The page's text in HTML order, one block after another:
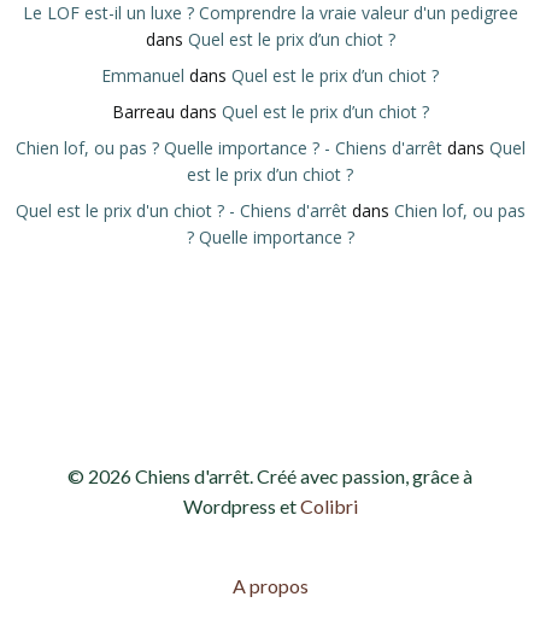
Le LOF est-il un luxe ? Comprendre la vraie valeur d'un pedigree
dans Quel est le prix d’un chiot ?
Emmanuel dans Quel est le prix d’un chiot ?
Barreau dans Quel est le prix d’un chiot ?
Chien lof, ou pas ? Quelle importance ? - Chiens d'arrêtdans Quel
est le prix d’un chiot ?
Quel est le prix d'un chiot ? - Chiens d'arrêtdans Chien lof, ou pas
? Quelle importance ?
© 2026 Chiens d'arrêt. Créé avec passion, grâce à
Wordpress etColibri
A propos